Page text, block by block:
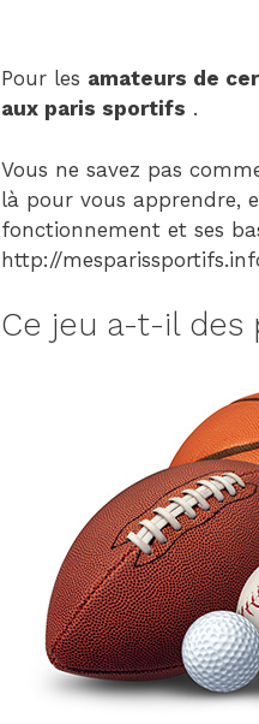
Pour les amateurs de
aux paris sportifs .
Vous ne savez pas
là pour vous apprendre,
fonctionnement et ses
http://
Ce jeu a-t-il des